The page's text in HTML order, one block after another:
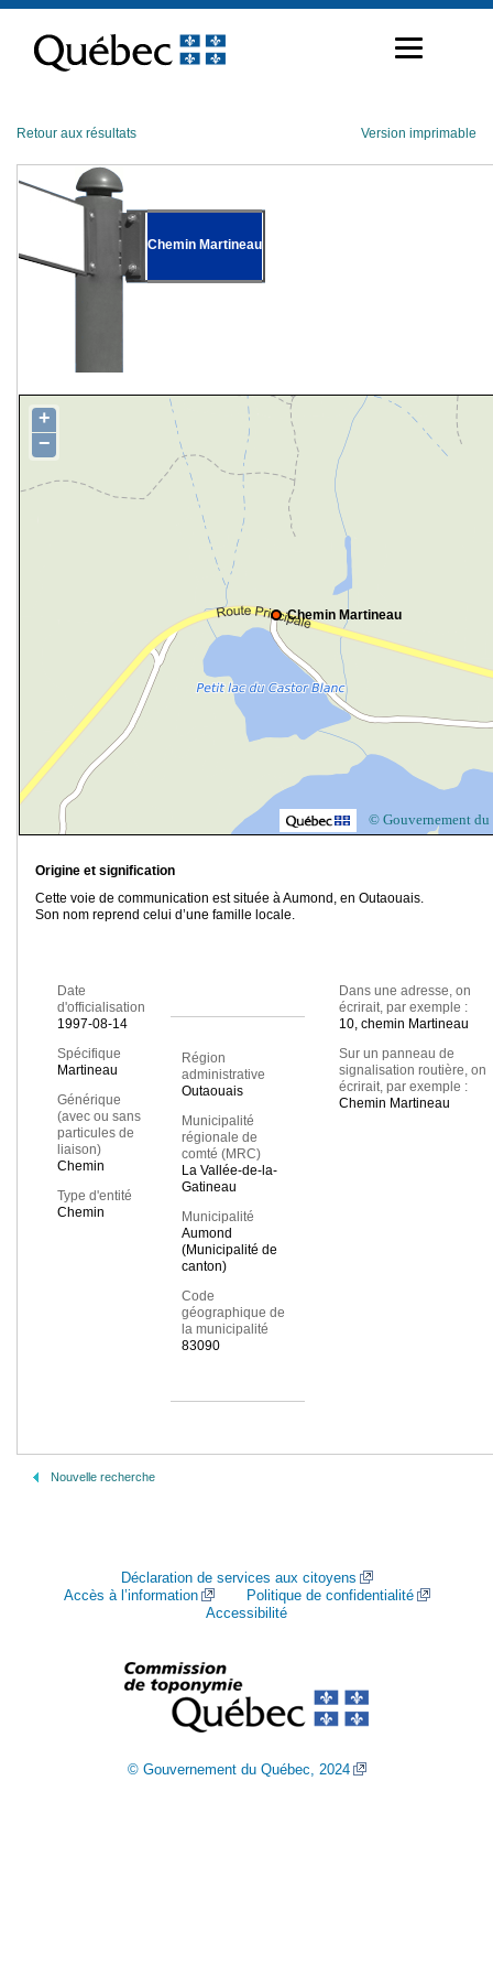
contenu
Retour aux résultats Version imprimable
Chemin Martineau
Chemin Martineau
+
−
© Gouvernement du
Origine et signification
Cette voie de communication est située à Aumond, en Outaouais.
Son nom reprend celui d’une famille locale.
Date
d'officialisation
1997-08-14
Spécifique
Martineau
Générique
(avec ou sans
particules de
liaison)
Chemin
Type d'entité
Chemin
Région
administrative
Outaouais
Municipalité
régionale de
comté (MRC)
La Vallée-de-la-
Gatineau
Municipalité
Aumond
(Municipalité de
canton)
Code
géographique de
la municipalité
83090
Dans une adresse, on
écrirait, par exemple :
10, chemin Martineau
Sur un panneau de
signalisation routière, on
écrirait, par exemple :
Chemin Martineau
Nouvelle recherche
Déclaration de services aux citoyens
Accès à l’information
Politique de confidentialité
Accessibilité
© Gouvernement du Québec, 2024